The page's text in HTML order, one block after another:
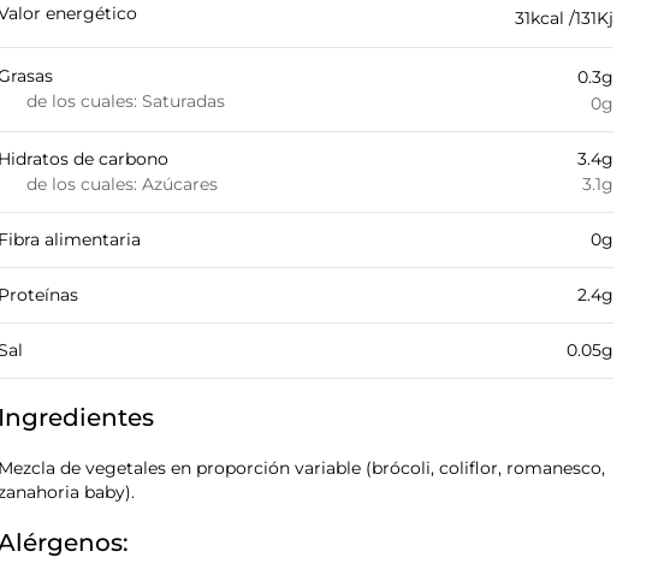
energético 31kcal /131Kj
de los cuales: Saturadas
0.3g
0g
Hidratos de carbono
de los cuales: Azúcares
3.4g
3.1g
Fibra alimentaria 0g
Proteínas 2.4g
0.05g
Ingredientes
Mezcla de vegetales en proporción variable (brócoli, coliflor, romanesco,
baby).